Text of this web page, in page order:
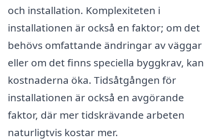
och installation. Komplexiteten i
installationen är också en faktor; om det
behövs omfattande ändringar av väggar
eller om det finns speciella byggkrav, kan
kostnaderna öka. Tidsåtgången för
installationen är också en avgörande
faktor, där mer tidskrävande arbeten
naturligtvis kostar mer.